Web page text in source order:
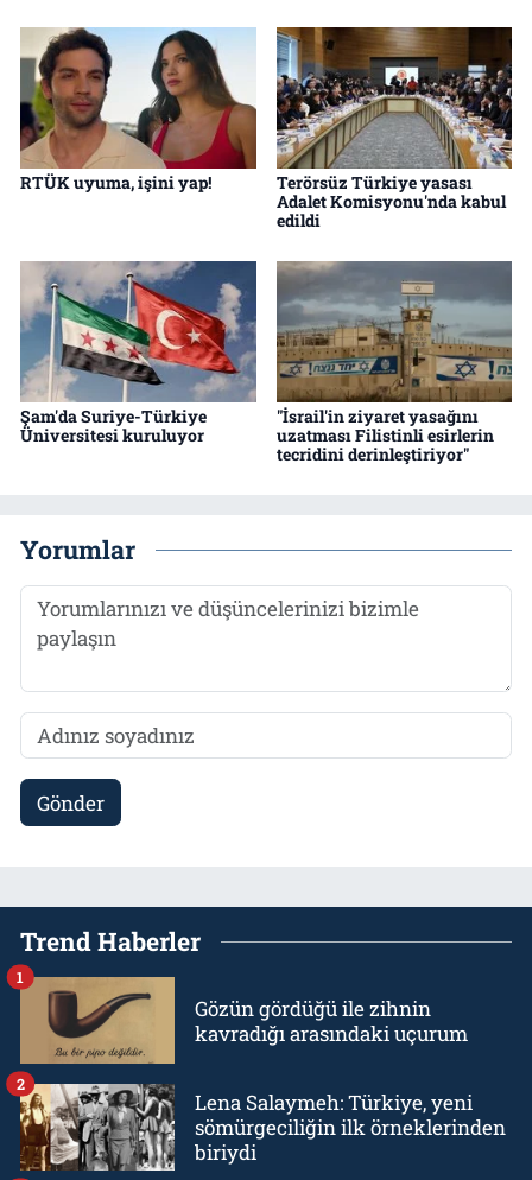
RTÜK uyuma, işini yap!
Terörsüz Türkiye yasası
Adalet Komisyonu'nda kabul
edildi
Şam'da Suriye-Türkiye
Üniversitesi kuruluyor
"İsrail'in ziyaret yasağını
uzatması Filistinli esirlerin
tecridini derinleştiriyor"
Yorumlar
Gönder
Trend Haberler
Gözün gördüğü ile zihnin
kavradığı arasındaki uçurum
1
Lena Salaymeh: Türkiye, yeni
sömürgeciliğin ilk örneklerinden
biriydi
2